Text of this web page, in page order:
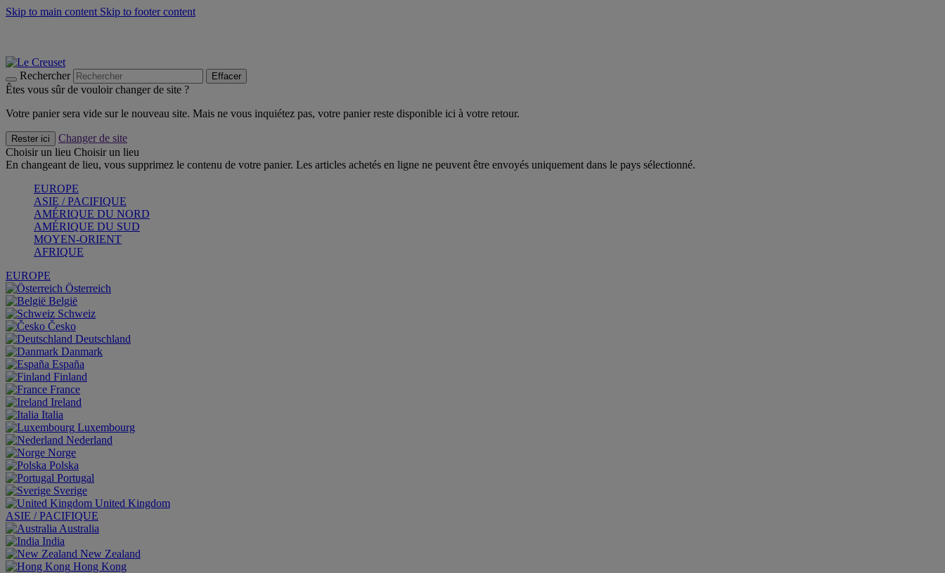
Skip to main content Skip to footer content
Rechercher Effacer
Êtes vous sûr de vouloir changer de site ?
Votre panier sera vide sur le nouveau site. Mais ne vous inquiétez pas, votre panier reste disponible ici à votre retour.
Rester ici
Changer de site
Choisir un lieu Choisir un lieu
En changeant de lieu, vous supprimez le contenu de votre panier. Les articles achetés en ligne ne peuvent être envoyés uniquement dans le pays sélectionné.
EUROPE
ASIE / PACIFIQUE
AMÉRIQUE DU NORD
AMÉRIQUE DU SUD
MOYEN-ORIENT
AFRIQUE
EUROPE
Österreich
België
Schweiz
Česko
Deutschland
Danmark
España
Finland
France
Ireland
Italia
Luxembourg
Nederland
Norge
Polska
Portugal
Sverige
United Kingdom
ASIE / PACIFIQUE
Australia
India
New Zealand
Hong Kong